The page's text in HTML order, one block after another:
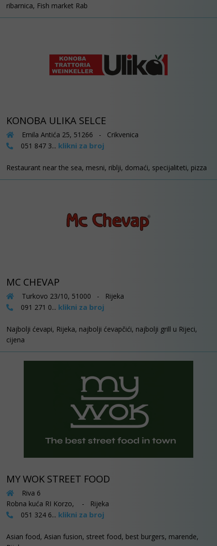
ribarnica, Fish market Rab
KONOBA ULIKA SELCE
Emila Antića 25, 51266 - Crikvenica
051 847 3... klikni za broj
Restaurant near the sea, mesni, riblji, domaći, specijaliteti, pizza
MC CHEVAP
Turkovo 23/10, 51000 - Rijeka
091 271 0... klikni za broj
Najbolji ćevapi, Rijeka, najbolji ćevapčići, najbolji grill u Rijeci,
cijena
MY WOK STREET FOOD
Riva 6
Robna kuća RI Korzo, - Rijeka
051 324 6... klikni za broj
Asian food, Asian fusion, street food, best burgers, marende,